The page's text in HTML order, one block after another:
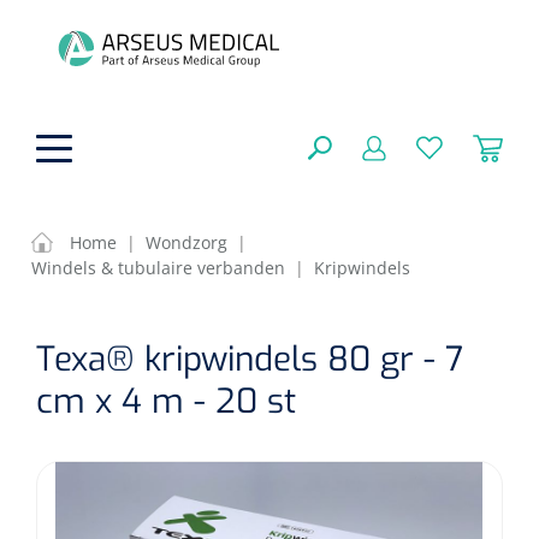
Functionele revalidatie
Hand/arm revalidatie
Gangrevalidatie
Incontinentiezorg
Nelatonsondes
Vrouwensondes
Instrumenten
FILTEREN
ZOEKRESULTATEN
Home | Wondzorg |
Windels & tubulaire verbanden
| Kripwindels
Texa® kripwindels 80 gr - 7
cm x 4 m - 20 st